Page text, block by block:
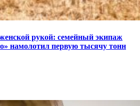
рукой: семейный экипаж
намолотил первую тысячу тонн